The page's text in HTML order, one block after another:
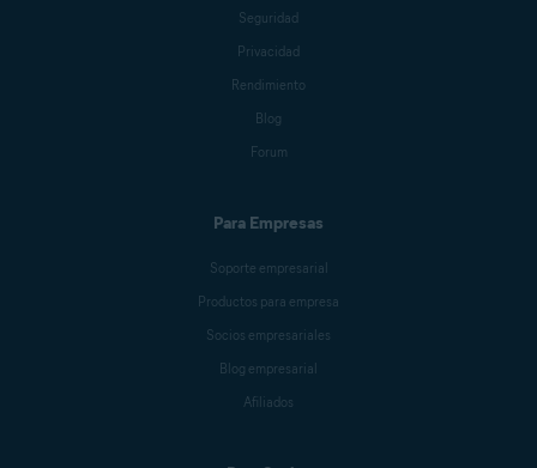
Seguridad
Privacidad
Rendimiento
Blog
Forum
Para Empresas
Soporte empresarial
Productos para empresa
Socios empresariales
Blog empresarial
Afiliados